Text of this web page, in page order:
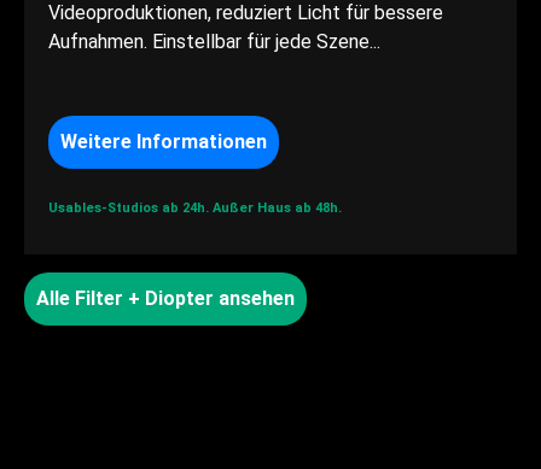
Videoproduktionen, reduziert Licht für bessere
Aufnahmen. Einstellbar für jede Szene...
Weitere Informationen
Usables-Studios ab 24h. Außer Haus ab 48h.
Alle Filter + Diopter ansehen